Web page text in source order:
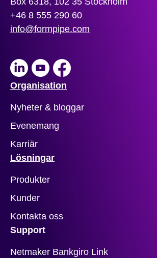
+46 8 555 290 60
info@formpipe.com
LinkedInYoutubeFacebook
Organisation
Nyheter & bloggar
Evenemang
Karriär
Lösningar
Produkter
Kunder
Kontakta oss
Support
Netmaker Bankgiro Link